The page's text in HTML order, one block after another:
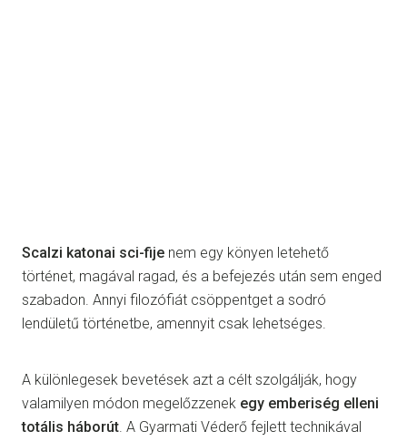
Scalzi katonai sci-fije nem egy könyen letehető
történet, magával ragad, és a befejezés után sem enged
szabadon. Annyi filozófiát csöppentget a sodró
lendületű történetbe, amennyit csak lehetséges.
A különlegesek bevetések azt a célt szolgálják, hogy
valamilyen módon megelőzzenek egy emberiség elleni
totális háborút . A Gyarmati Véderő fejlett technikával